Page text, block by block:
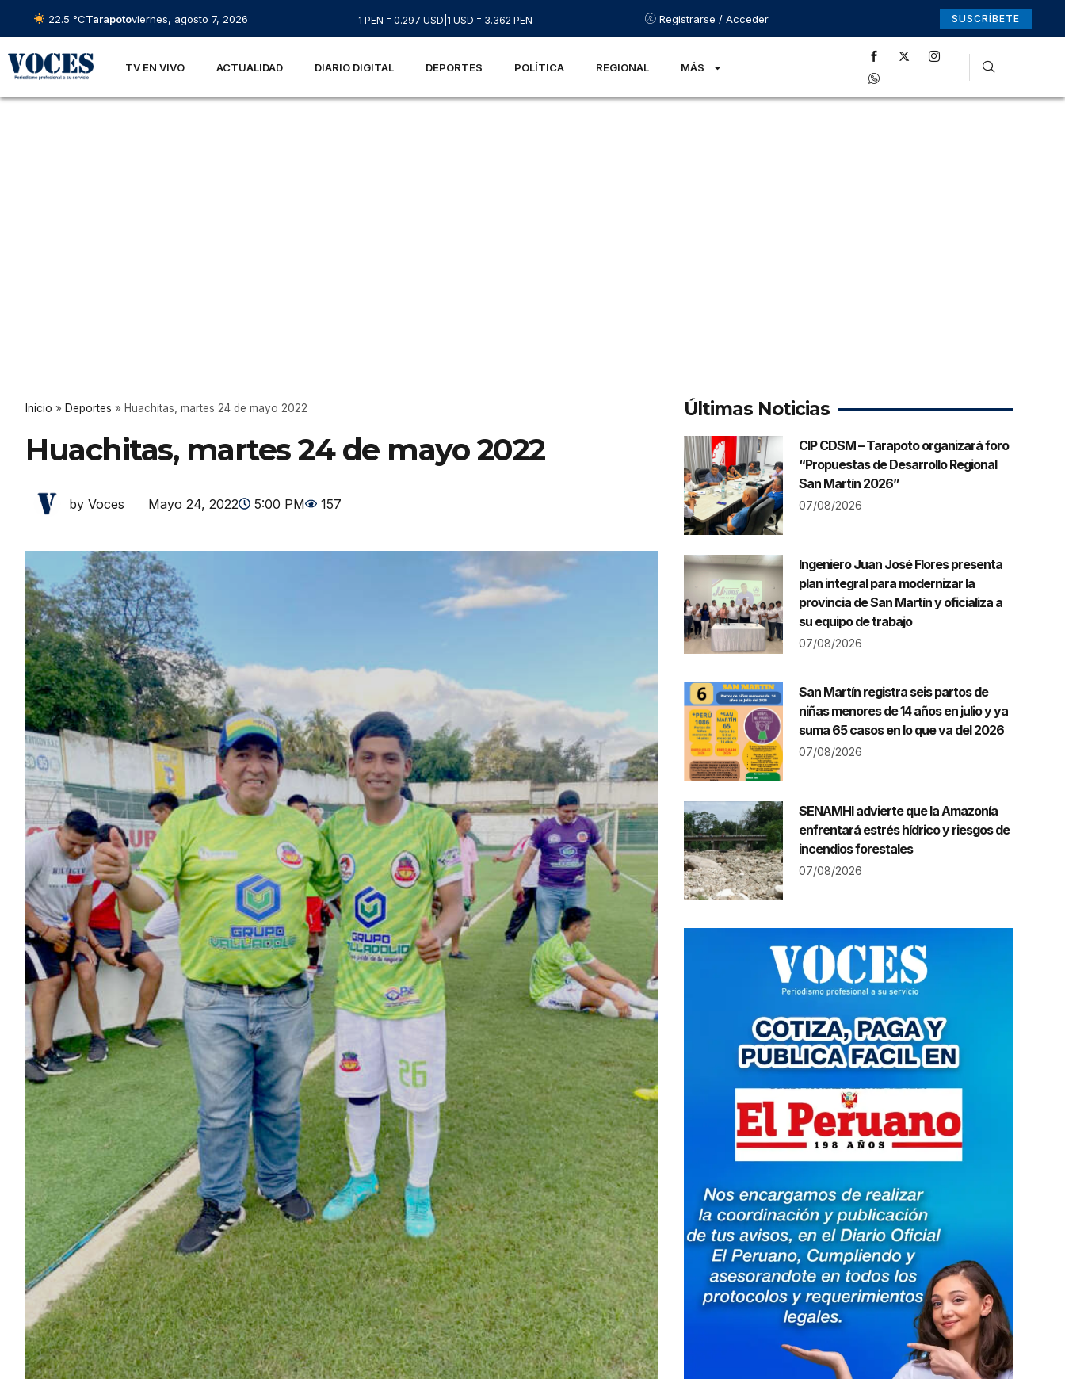
22.5 °CTarapotoviernes, agosto 7, 2026 1 PEN = 0.297 USD 1 USD = 3.362 PEN Registrarse / Acceder SUSCRÍBETE
TV EN VIVO ACTUALIDAD DIARIO DIGITAL DEPORTES POLÍTICA REGIONAL MÁS
Inicio » Deportes » Huachitas, martes 24 de mayo 2022
Huachitas, martes 24 de mayo 2022
by Voces Mayo 24, 2022 5:00 PM 157
Últimas Noticias
CIP CDSM – Tarapoto organizará foro
“Propuestas de Desarrollo Regional
San Martín 2026”
07/08/2026
Ingeniero Juan José Flores presenta
plan integral para modernizar la
provincia de San Martín y oficializa a
su equipo de trabajo
07/08/2026
San Martín registra seis partos de
niñas menores de 14 años en julio y ya
suma 65 casos en lo que va del 2026
07/08/2026
SENAMHI advierte que la Amazonía
enfrentará estrés hídrico y riesgos de
incendios forestales
07/08/2026